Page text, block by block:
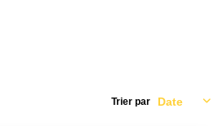
Trier par